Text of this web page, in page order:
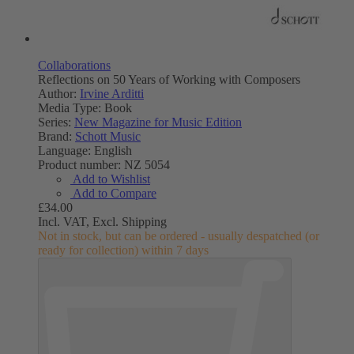
Collaborations
Reflections on 50 Years of Working with Composers
Author: Irvine Arditti
Media Type: Book
Series: New Magazine for Music Edition
Brand: Schott Music
Language: English
Product number: NZ 5054
Add to Wishlist
Add to Compare
£34.00
Incl. VAT, Excl. Shipping
Not in stock, but can be ordered - usually despatched (or
ready for collection) within 7 days